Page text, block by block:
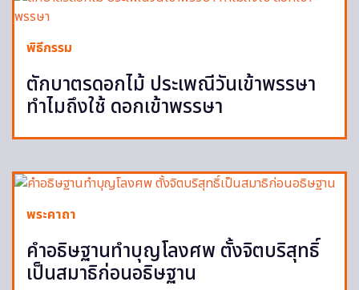
พิธีกรรม
ตักบาตรดอกไม้ ประเพณีวันเข้าพรรษา
ทำไมถึงใช้ ดอกเข้าพรรษา
พระคาถา
คำอธิษฐานทำบุญโลงศพ ตั้งจิตบริสุทธิ์
เป็นสมาธิก่อนอธิษฐาน